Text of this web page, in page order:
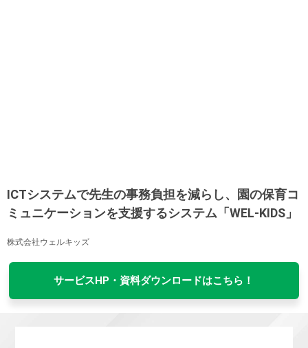
ICTシステムで先生の事務負担を減らし、園の保育コ
ミュニケーションを支援するシステム「WEL-KIDS」
株式会社ウェルキッズ
サービスHP・資料ダウンロードはこちら！